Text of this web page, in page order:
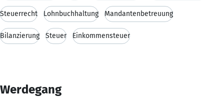
Steuerrecht Lohnbuchhaltung Mandantenbetreuung
Bilanzierung Steuer Einkommensteuer
Werdegang